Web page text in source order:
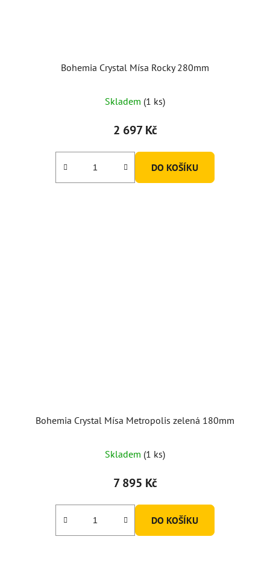
Bohemia Crystal Mísa Rocky 280mm
Skladem (1 ks)
2 697 Kč
DO KOŠÍKU
Bohemia Crystal Mísa Metropolis zelená 180mm
Skladem (1 ks)
7 895 Kč
DO KOŠÍKU